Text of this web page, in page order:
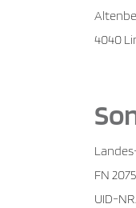
4040
FN
UID-